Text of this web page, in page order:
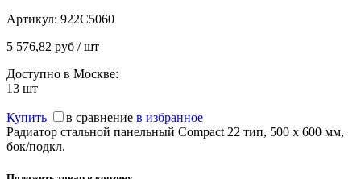
Артикул: 922C5060
5 576,82 руб / шт
Доступно в Москве:
13 шт
Купить в сравнение в избранное
Радиатор стальной панельный Compact 22 тип, 500 х 600 мм,
бок/подкл.